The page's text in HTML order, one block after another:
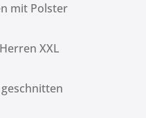
mit Polster
XXL